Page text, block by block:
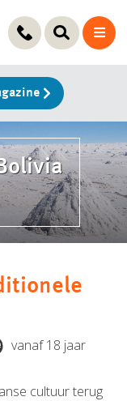
vanaf 18 jaar
cultuur terug